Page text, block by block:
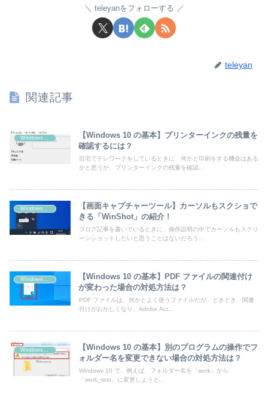
teleyanをフォローする
teleyan
関連記事
【Windows 10 の基本】プリンターインクの残量を
確認するには？
自宅でテレワークをしているときに、何かと印刷をする機会はある
かと思うが、プリンターインクの残量を確認...
【画面キャプチャーツール】カーソルもスクショで
きる「WinShot」の紹介 !
ブログ記事を書いているときに、操作説明の中でカーソルもスクリ
ーンショットしたいと思うことはないだろう...
【Windows 10 の基本】PDF ファイルの関連付け
が変わった場合の対処方法は？
PDF ファイルは、何かとよく使うファイルだが、ときどき、関連
付けがおかしくなり、Adobe Acr...
【Windows 10 の基本】別のプログラムの操作でフ
ォルダー名を変更できない場合の対処方法は？
Windows 10 で、例えば、フォルダー名を「work」から
「work_test」に変更しようと...